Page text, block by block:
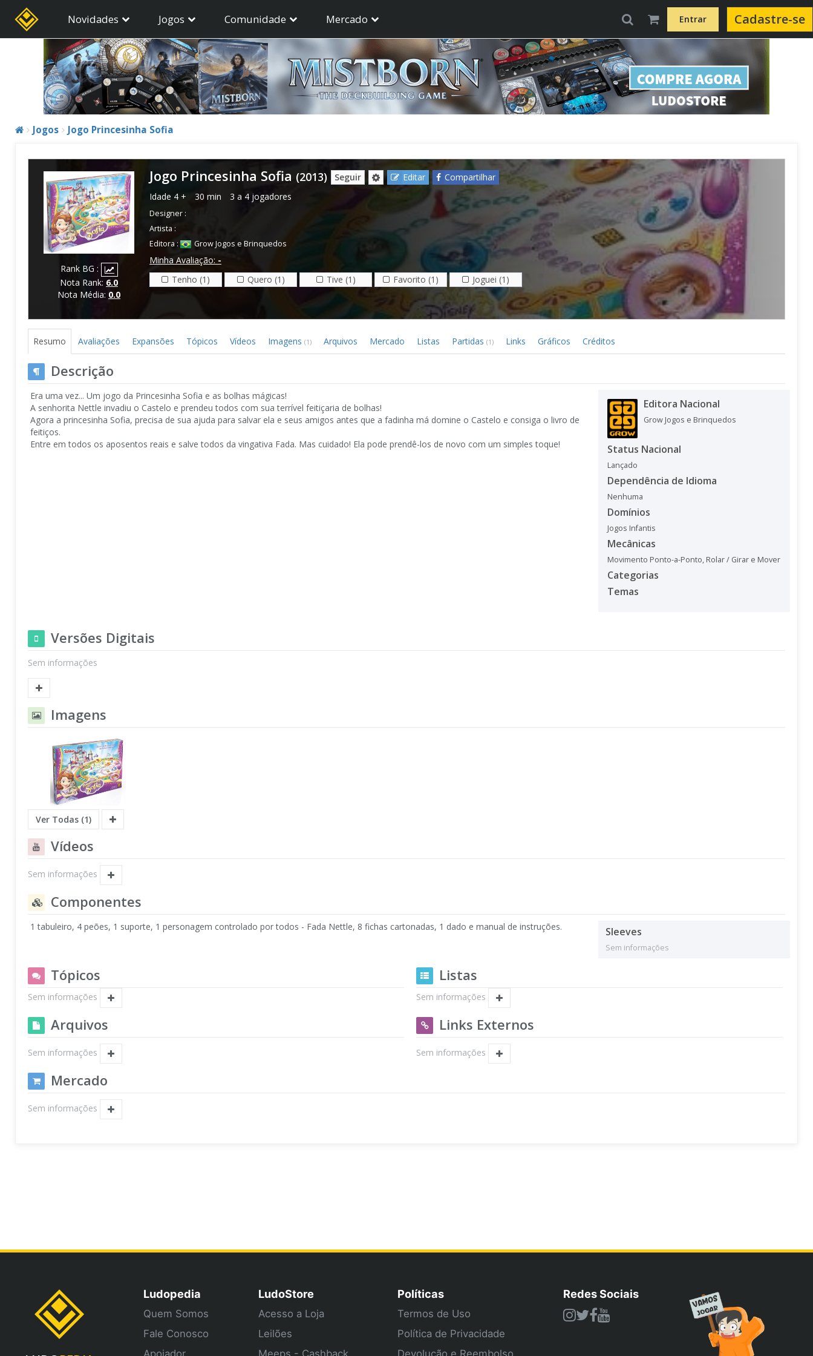
Novidades Jogos Comunidade Mercado Entrar Cadastre-se
Jogos Jogo Princesinha Sofia
Rank BG :
Nota Rank: 6.0
Nota Média: 0.0
Jogo Princesinha Sofia (2013) Seguir Editar
Compartilhar
Idade 4 + 30 min 3 a 4 jogadores
Designer :
Artista :
Editora :
Grow Jogos e Brinquedos
Minha Avaliação: -
Tenho (1)
Quero (1) Tive (1) Favorito (1) Joguei (1)
Resumo Avaliações Expansões Tópicos Vídeos Imagens (1) Arquivos Mercado Listas Partidas (1) Links Gráficos Créditos
Descrição
Era uma vez... Um jogo da Princesinha Sofia e as bolhas mágicas!
A senhorita Nettle invadiu o Castelo e prendeu todos com sua terrível feitiçaria de bolhas!
Agora a princesinha Sofia, precisa de sua ajuda para salvar ela e seus amigos antes que a fadinha má domine o Castelo e consiga o livro de
feitiços.
Entre em todos os aposentos reais e salve todos da vingativa Fada. Mas cuidado! Ela pode prendê-los de novo com um simples toque!
Editora Nacional
Grow Jogos e Brinquedos
Status Nacional
Lançado
Dependência de Idioma
Nenhuma
Domínios
Jogos Infantis
Mecânicas
Movimento Ponto-a-Ponto, Rolar / Girar e Mover
Categorias
Temas
Versões Digitais
Sem informações
Imagens
Ver Todas (1)
Vídeos
Sem informações
Componentes
1 tabuleiro, 4 peões, 1 suporte, 1 personagem controlado por todos - Fada Nettle, 8 fichas cartonadas, 1 dado e manual de instruções. Sleeves
Sem informações
Tópicos
Sem informações
Listas
Sem informações
Arquivos
Sem informações
Links Externos
Sem informações
Mercado
Sem informações
Ludopedia
Quem Somos
Fale Conosco
Apoiador
LudoStore
Acesso a Loja
Leilões
Meeps - Cashback
Políticas
Termos de Uso
Política de Privacidade
Devolução e Reembolso
Redes Sociais